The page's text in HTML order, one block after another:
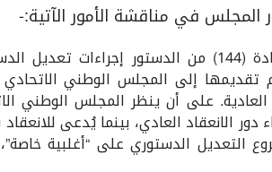
في مناقشة الأمور الآتية:-
حددت المادة (144) من الدستور إجراءات
ثم تقديمها إلى المجلس الوطني
العادية. على أن ينظر المجلس الوطني
الانعقاد العادي، بينما يُدعى
الدستوري على “أغلبية